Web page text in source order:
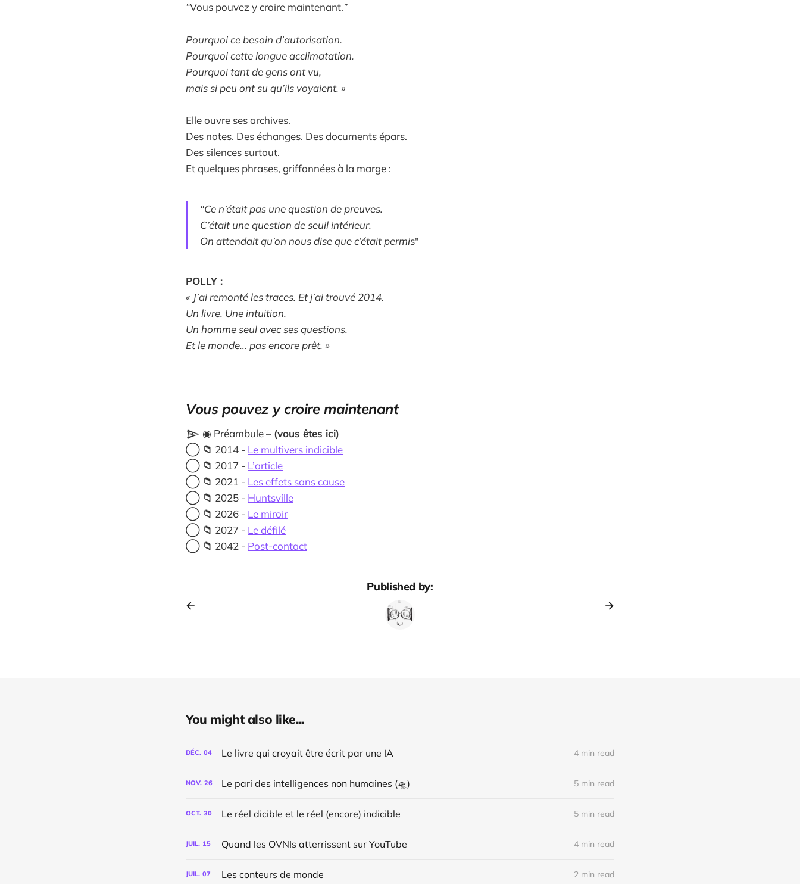
“Vous pouvez y croire maintenant.”
Pourquoi ce besoin d’autorisation.
Pourquoi cette longue acclimatation.
Pourquoi tant de gens ont vu,
mais si peu ont su qu’ils voyaient. »
Elle ouvre ses archives.
Des notes. Des échanges. Des documents épars.
Des silences surtout.
Et quelques phrases, griffonnées à la marge :
"Ce n’était pas une question de preuves.
C’était une question de seuil intérieur.
On attendait qu’on nous dise que c’était permis"
POLLY :
« J’ai remonté les traces. Et j’ai trouvé 2014.
Un livre. Une intuition.
Un homme seul avec ses questions.
Et le monde… pas encore prêt. »
Vous pouvez y croire maintenant
𒆖 ◉ Préambule – (vous êtes ici)
◯ 📁 2014 - Le multivers indicible
◯ 📁 2017 - L’article
◯ 📁 2021 - Les effets sans cause
◯ 📁 2025 - Huntsville
◯ 📁 2026 - Le miroir
◯ 📁 2027 - Le défilé
◯ 📁 2042 - Post-contact
Published by:
You might also like...
DÉC. 04 Le livre qui croyait être écrit par une IA 4 min read
NOV. 26 Le pari des intelligences non humaines (🛸) 5 min read
OCT. 30 Le réel dicible et le réel (encore) indicible 5 min read
JUIL. 15 Quand les OVNIs atterrissent sur YouTube 4 min read
JUIL. 07 Les conteurs de monde 2 min read